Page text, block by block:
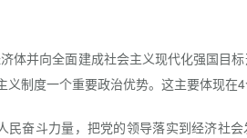
并向全面建成社会主义现代化强国目
制度一个重要政治优势。这主要体现在4
奋斗力量，把党的领导落实到经济社会